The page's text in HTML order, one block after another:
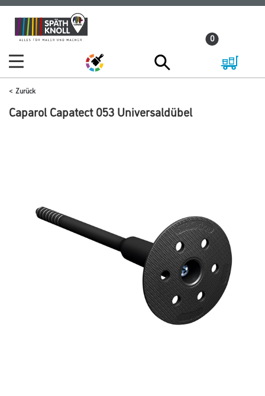
Zum
Inhalt
Zum
Navigationsmenü
0
Zurück
Caparol Capatect 053 Universaldübel